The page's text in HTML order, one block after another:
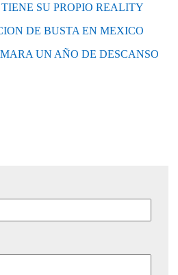
SU PROPIO REALITY
DE BUSTA EN MEXICO
UN AÑO DE DESCANSO